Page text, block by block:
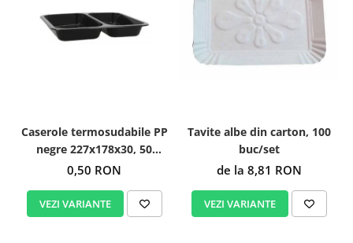
Caserole termosudabile PP
negre 227x178x30, 50
buc/set
0,50 RON
VEZI VARIANTE
Tavite albe din carton, 100
buc/set
de la 8,81 RON
VEZI VARIANTE